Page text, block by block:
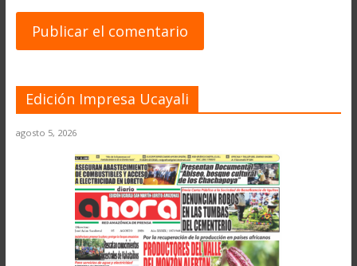
Edición Impresa Ucayali
agosto 5, 2026